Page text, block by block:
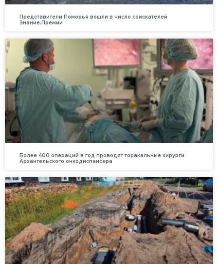
Представители Поморья вошли в число соискателей
Знание.Премии
Более 400 операций в год проводят торакальные хирурги
Архангельского онкодиспансера